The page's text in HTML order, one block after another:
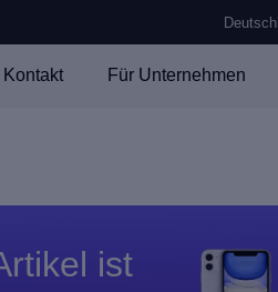
Kontakt Für Unternehmen
ist